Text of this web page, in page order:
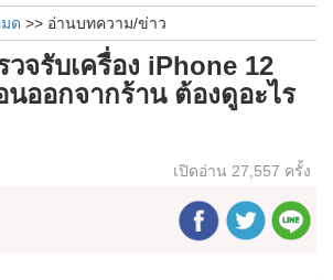
ด >> อ่านบทความ/ข่าว
จรับเครื่อง iPhone 12
นออกจากร้าน ต้องดูอะไร
เปิดอ่าน 27,557 ครั้ง